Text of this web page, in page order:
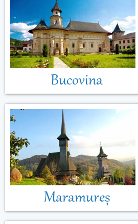
Bucovina
Maramureș